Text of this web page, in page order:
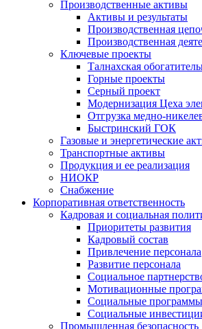
Производственные активы
Активы и результаты
Производственная
Производственная
Ключевые проекты
Талнахская
Горные проекты
Серный проект
Модернизация Цеха
Отгрузка медно-
Быстринский ГОК
Газовые и энергетические
Транспортные активы
Продукция и ее реализация
НИОКР
Снабжение
Корпоративная ответственность
Кадровая и социальная
Приоритеты развития
Кадровый состав
Привлечение персонала
Развитие персонала
Социальное
Мотивационные
Социальные программы
Социальные
Промышленная безопасность